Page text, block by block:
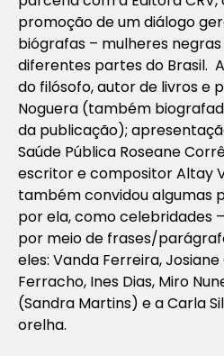
promoção de um diálogo
biógrafas – mulheres
diferentes partes do Brasil.
do filósofo, autor de livros e
Noguera (também
da publicação);
Saúde Pública Roseane
escritor e compositor Altay
também convidou algumas
por ela, como celebridades
por meio de frases/
eles: Vanda Ferreira,
Ferracho, Ines Dias, Miro
(Sandra Martins) e a Carla
orelha.